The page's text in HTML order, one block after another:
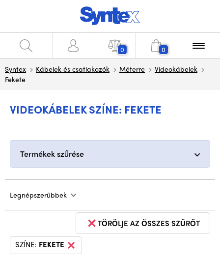
0 0
Syntex Kábelek és csatlakozók Méterre
Videokábelek
Fekete
VIDEOKÁBELEK SZÍNE: FEKETE
Termékek szűrése
Legnépszerűbbek
TÖRÖLJE AZ ÖSSZES SZŰRŐT
SZÍNE: FEKETE